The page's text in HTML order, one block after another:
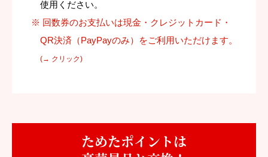
使用ください。
※ 回数券のお支払いは現金・クレジットカード・
QR決済（PayPayのみ）をご利用いただけます。
(→ クリック)
ためたポイントは